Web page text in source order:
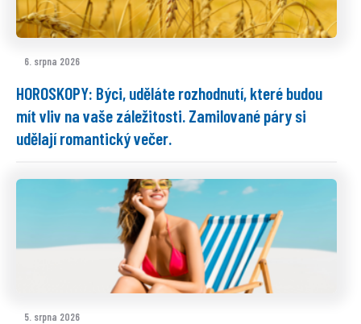
6. srpna 2026
HOROSKOPY: Býci, uděláte rozhodnutí, které budou
mít vliv na vaše záležitosti. Zamilované páry si
udělají romantický večer.
5. srpna 2026